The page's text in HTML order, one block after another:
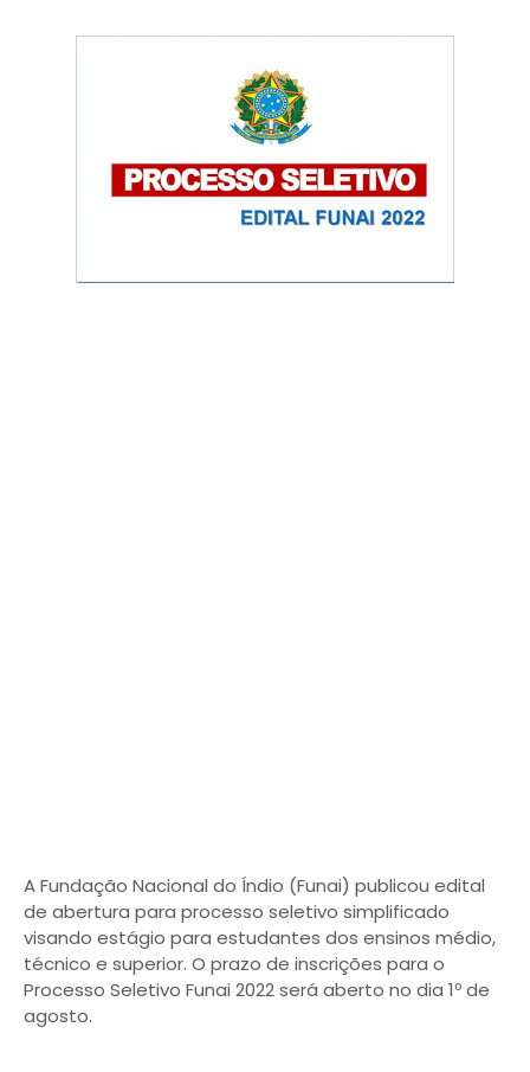
A Fundação Nacional do Índio (Funai) publicou edital
de abertura para processo seletivo simplificado
visando estágio para estudantes dos ensinos médio,
técnico e superior. O prazo de inscrições para o
Processo Seletivo Funai 2022 será aberto no dia 1º de
agosto.